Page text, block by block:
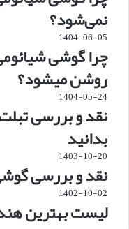
نمی‌شود؟
1404-06-05
چرا گوشی
روشن میشود؟
1404-05-24
بدانید
1403-10-20
نقد و بررسی گوشی
1402-10-02
لیست بهترین